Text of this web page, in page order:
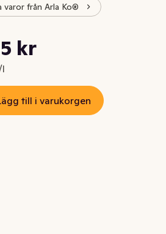
varor från Arla Ko®
pris är: 15,95 kr
kr
l
53,17 kr /l
till i varukorgen